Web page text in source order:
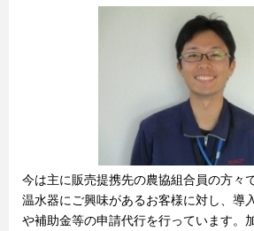
今は主に販売提携先の農協組合員の方々
温水器にご興味があるお客様に対し、導
や補助金等の申請代行を行っています。